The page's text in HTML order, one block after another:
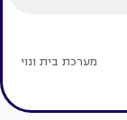
מערכת בית ונוי